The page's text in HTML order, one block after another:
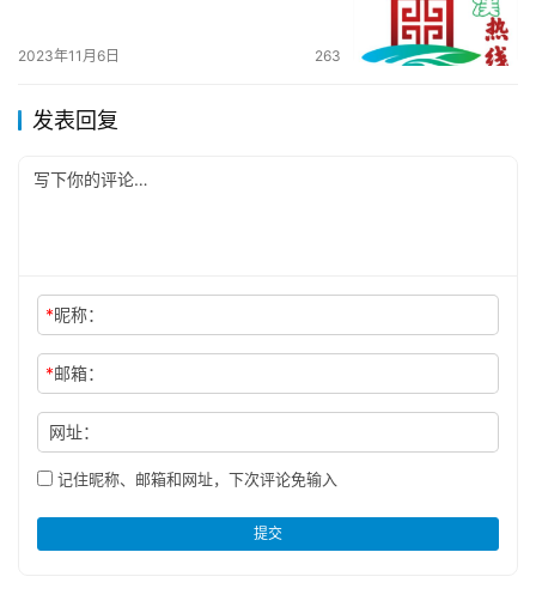
2023年11月6日 263
发表回复
*昵称：
*邮箱：
网址：
记住昵称、邮箱和网址，下次评论免输入
提交